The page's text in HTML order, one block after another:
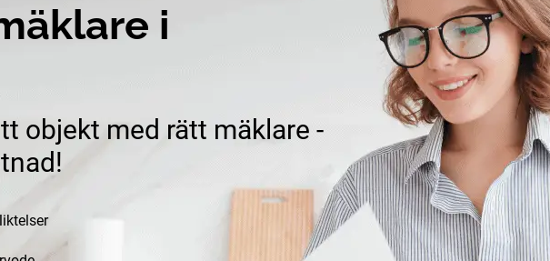
i
objekt med rätt mäklare -